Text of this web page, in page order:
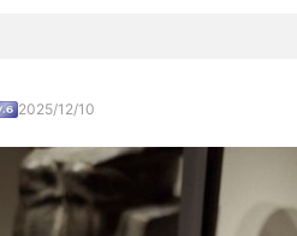
2025/12/10